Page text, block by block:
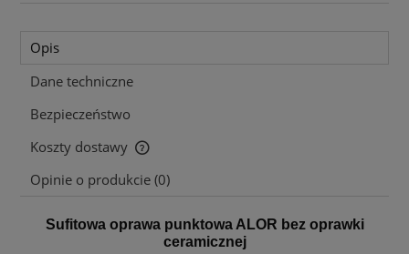
Opis
Dane techniczne
Bezpieczeństwo
Koszty dostawy
Cena nie zawiera ewentualnych kosztów płatności
Opinie o produkcie (0)
Sufitowa oprawa punktowa ALOR bez oprawki
ceramicznej